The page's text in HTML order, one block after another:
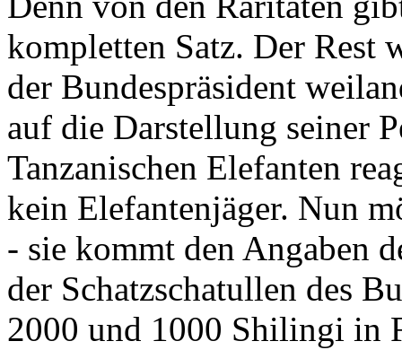
kompletten Satz. Der Rest
der Bundespräsident
auf die Darstellung seiner
Tanzanischen Elefanten
kein Elefantenjäger. Nun
- sie kommt den Angaben
der Schatzschatullen des
2000 und 1000 Shilingi in